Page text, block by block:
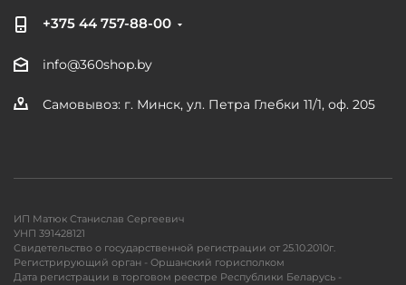
+375 44 757-88-00
info@360shop.by
Самовывоз: г. Минск, ул. Петра Глебки 11/1, оф. 205
ИП Матюк Станислав Сергеевич
УНП 391428121
Свидетельство о государственной регистрации от 25.10.2010г.
Регистрирующий орган - Оршанский горисполком
Дата регистрации в торговом реестре Республики Беларусь -